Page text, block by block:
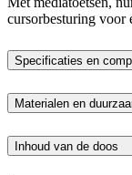
cursorbesturing voor
Specificaties en
Materialen en
Inhoud van de doos